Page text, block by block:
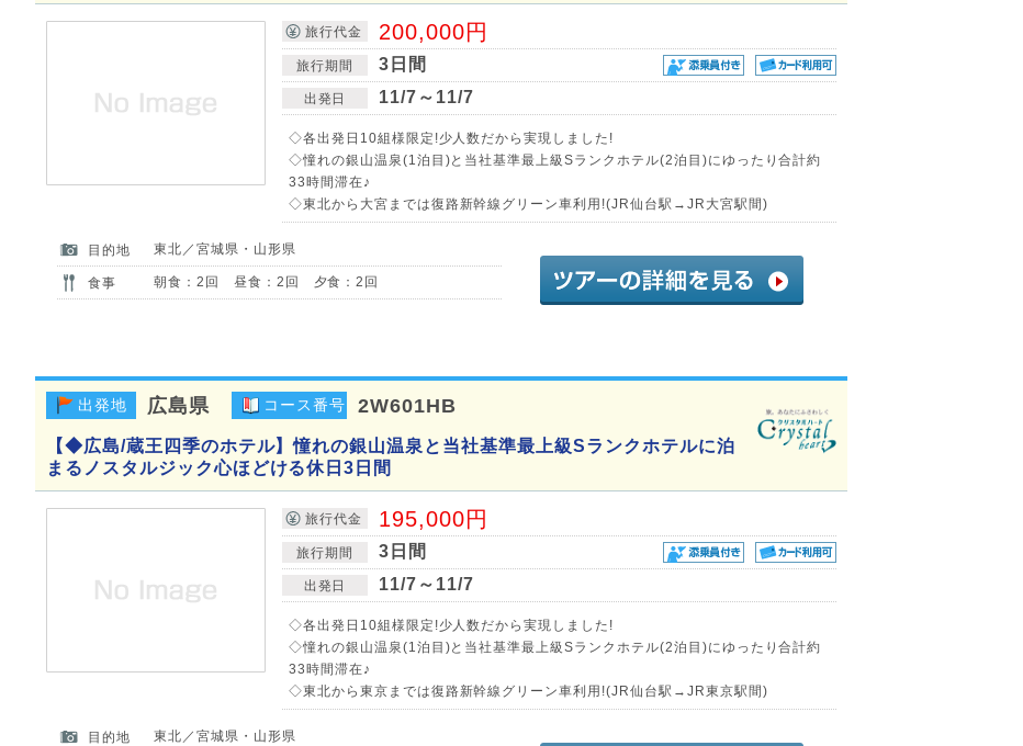
旅行代金 200,000円
旅行期間 3日間
出発日 11/7～11/7
◇各出発日10組様限定!少人数だから実現しました!
◇憧れの銀山温泉(1泊目)と当社基準最上級Sランクホテル(2泊目)にゆったり合計約
33時間滞在♪
◇東北から大宮までは復路新幹線グリーン車利用!(JR仙台駅→JR大宮駅間)
目的地 東北／宮城県・山形県
食事 朝食：2回 昼食：2回 夕食：2回
出発地 広島県 コース番号 2W601HB
【◆広島/蔵王四季のホテル】憧れの銀山温泉と当社基準最上級Sランクホテルに泊
まるノスタルジック心ほどける休日3日間
旅行代金 195,000円
旅行期間 3日間
出発日 11/7～11/7
◇各出発日10組様限定!少人数だから実現しました!
◇憧れの銀山温泉(1泊目)と当社基準最上級Sランクホテル(2泊目)にゆったり合計約
33時間滞在♪
◇東北から東京までは復路新幹線グリーン車利用!(JR仙台駅→JR東京駅間)
目的地 東北／宮城県・山形県